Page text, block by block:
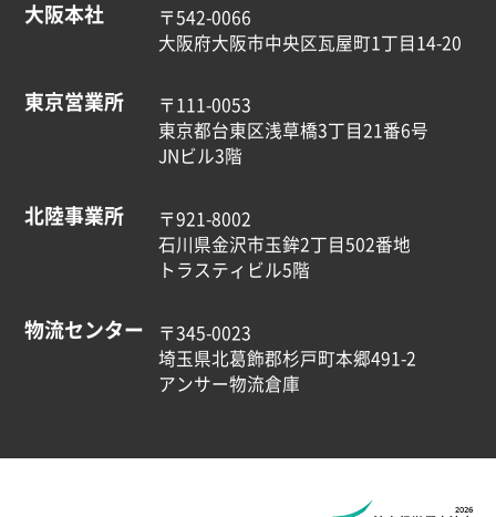
大阪本社
〒542-0066
大阪府大阪市中央区瓦屋町1丁目14-20
東京営業所
〒111-0053
東京都台東区浅草橋3丁目21番6号
JNビル3階
北陸事業所
〒921-8002
石川県金沢市玉鉾2丁目502番地
トラスティビル5階
物流センター
〒345-0023
埼玉県北葛飾郡杉戸町本郷491-2
アンサー物流倉庫